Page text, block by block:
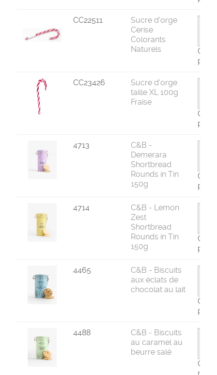
CC22511
Sucre d'orge
Cerise
Colorants
Naturels
par
CC23426
Sucre d'orge
taille XL 100g
Fraise
par
4713
C&B -
Demerara
Shortbread
Rounds in Tin
150g
par 6
4714
C&B - Lemon
Zest
Shortbread
Rounds in Tin
150g
par 6
4465
C&B - Biscuits
aux éclats de
chocolat au lait
par 6
4488
C&B - Biscuits
au caramel au
beurre salé